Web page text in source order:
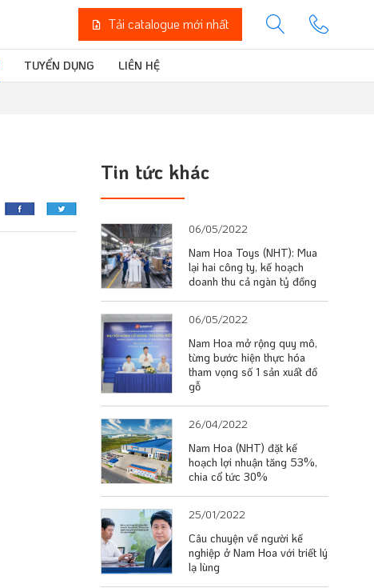
Tải catalogue mới nhất
TUYỂN DỤNG LIÊN HỆ
Tin tức khác
06/05/2022
Nam Hoa Toys (NHT): Mua
lại hai công ty, kế hoạch
doanh thu cả ngàn tỷ đồng
06/05/2022
Nam Hoa mở rộng quy mô,
từng bước hiện thực hóa
tham vọng số 1 sản xuất đồ
gỗ
26/04/2022
Nam Hoa (NHT) đặt kế
hoạch lợi nhuận tăng 53%,
chia cổ tức 30%
25/01/2022
Câu chuyện về người kế
nghiệp ở Nam Hoa với triết lý
lạ lùng